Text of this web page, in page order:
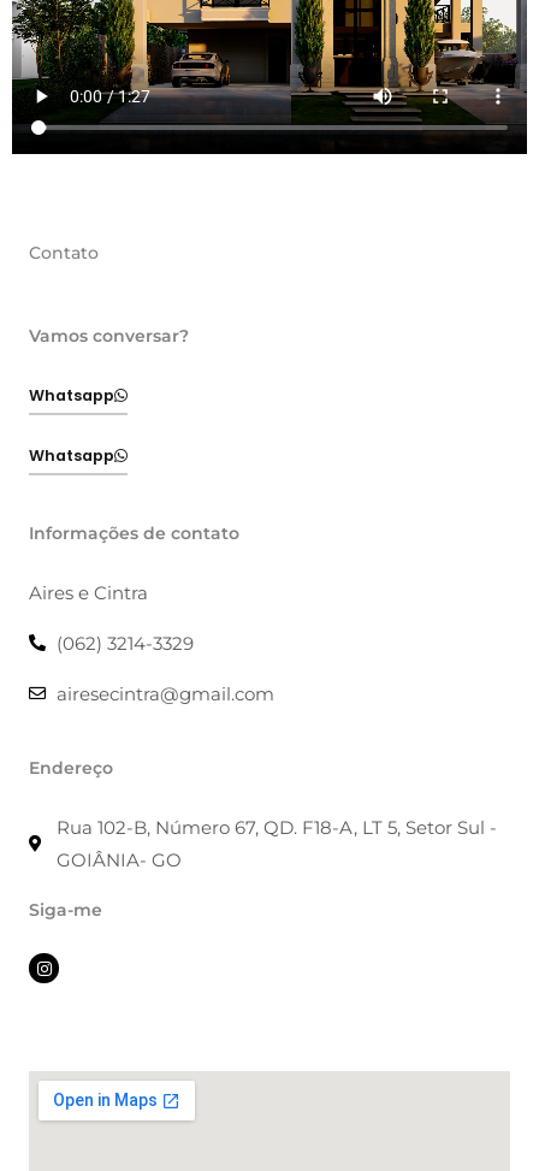
Contato
Vamos conversar?
Whatsapp
Whatsapp
Informações de contato
Aires e Cintra
(062) 3214-3329
airesecintra@gmail.com
Endereço
Rua 102-B, Número 67, QD. F18-A, LT 5, Setor Sul -
GOIÂNIA- GO
Siga-me
I
n
a
m